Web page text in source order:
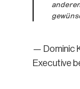
— Dominic
Executive